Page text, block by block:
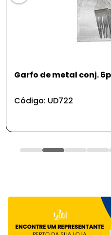
Garfo de metal conj.
Código: UD722